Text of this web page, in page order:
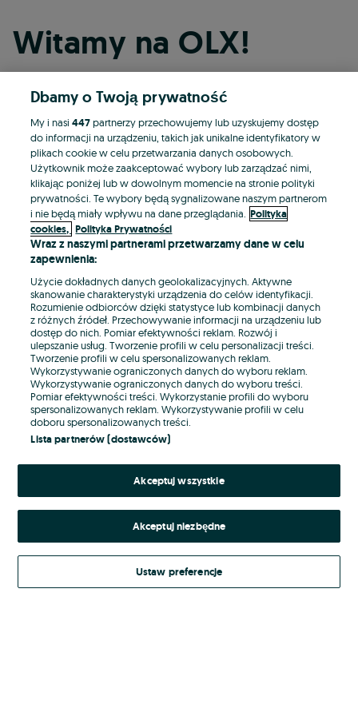
Witamy na OLX!
Kontynuuj przez Facebooka
Kontynuuj przez konto Apple
Kontynuuj przez konto Google
LUB
E-mail
Hasło
Nie pamiętasz hasła?
Zaloguj się
Kontynuując za pośrednictwem jednego z dostawców wskazanych powyżej,
Regulamin serwisuOLX.pl w jego aktualnym brzmieniu.
Dbamy o Twoją prywatność
My i nasi447partnerzy przechowujemy lub uzyskujemy dostęp
do informacji na urządzeniu, takich jak unikalne identyfikatory w
plikach cookie w celu przetwarzania danych osobowych.
Użytkownik może zaakceptować wybory lub zarządzać nimi,
klikając poniżej lub w dowolnym momencie na stronie polityki
prywatności. Te wybory będą sygnalizowane naszym partnerom
i nie będą miały wpływu na dane przeglądania. Polityka
cookies, Polityka Prywatności
Wraz z naszymi partnerami przetwarzamy dane w celu
zapewnienia:
Użycie dokładnych danych geolokalizacyjnych. Aktywne
skanowanie charakterystyki urządzenia do celów identyfikacji.
Rozumienie odbiorców dzięki statystyce lub kombinacji danych
z różnych źródeł. Przechowywanie informacji na urządzeniu lub
dostęp do nich. Pomiar efektywności reklam. Rozwój i
ulepszanie usług. Tworzenie profili w celu personalizacji treści.
Tworzenie profili w celu spersonalizowanych reklam.
Wykorzystywanie ograniczonych danych do wyboru reklam.
Wykorzystywanie ograniczonych danych do wyboru treści.
Pomiar efektywności treści. Wykorzystanie profili do wyboru
spersonalizowanych reklam. Wykorzystywanie profili w celu
doboru spersonalizowanych treści.
Lista partnerów (dostawców)
Akceptuj wszystkie
Akceptuj niezbędne
Ustaw preferencje